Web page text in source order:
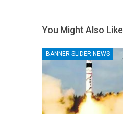
You Might Also Like
BANNER SLIDER NEWS